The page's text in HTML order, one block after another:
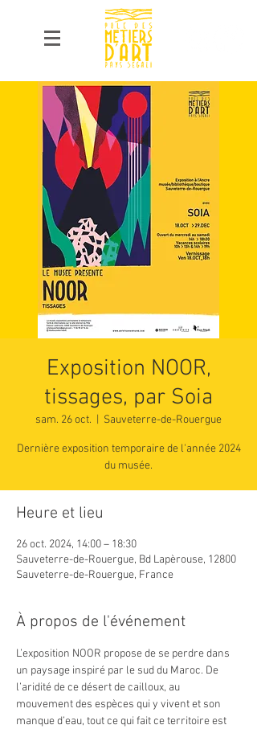
Exposition NOOR,
tissages, par Soia
sam. 26 oct. Sauveterre-de-Rouergue
Dernière exposition temporaire de l'année 2024
du musée.
Heure et lieu
26 oct. 2024, 14:00 – 18:30
Sauveterre-de-Rouergue, Bd Lapèrouse, 12800
Sauveterre-de-Rouergue, France
À propos de l'événement
L’exposition NOOR propose de se perdre dans
un paysage inspiré par le sud du Maroc. De
l’aridité de ce désert de cailloux, au
mouvement des espèces qui y vivent et son
manque d’eau, tout ce qui fait ce territoire est